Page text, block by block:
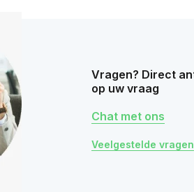
Vragen? Direct
op uw vraag
Chat met ons
Veelgestelde vragen